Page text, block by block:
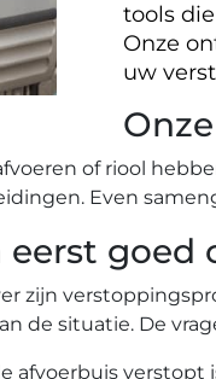
tools
Onze
uw
of riool
Even
goed
zijn
de situatie. De
afvoerbuis verstopt